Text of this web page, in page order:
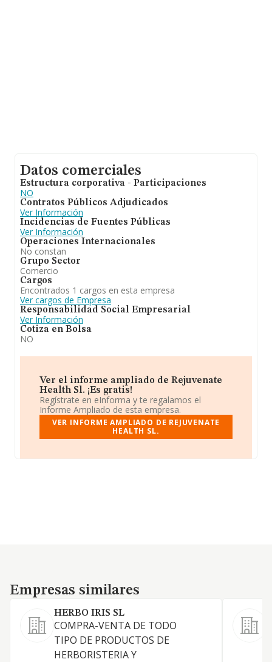
Datos comerciales
Estructura corporativa - Participaciones
NO
Contratos Públicos Adjudicados
Ver Información
Incidencias de Fuentes Públicas
Ver Información
Operaciones Internacionales
No constan
Grupo Sector
Comercio
Cargos
Encontrados 1 cargos en esta empresa
Ver cargos de Empresa
Responsabilidad Social Empresarial
Ver Información
Cotiza en Bolsa
NO
Ver el informe ampliado de Rejuvenate
Health Sl. ¡Es gratis!
Regístrate en eInforma y te regalamos el
Informe Ampliado de esta empresa.
VER INFORME AMPLIADO DE REJUVENATE
HEALTH SL.
Empresas similares
Empresas similares
HERBO IRIS SL
COMPRA-VENTA DE TODO
TIPO DE PRODUCTOS DE
HERBORISTERIA Y